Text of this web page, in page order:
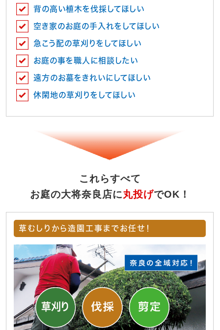
背の高い植木を伐採してほしい
空き家のお庭の手入れをしてほしい
急こう配の草刈りをしてほしい
お庭の事を職人に相談したい
遠方のお墓をきれいにしてほしい
休閑地の草刈りをしてほしい
これらすべて
お庭の大将奈良店に丸投げでOK！
草むしりから造園工事までお任せ！